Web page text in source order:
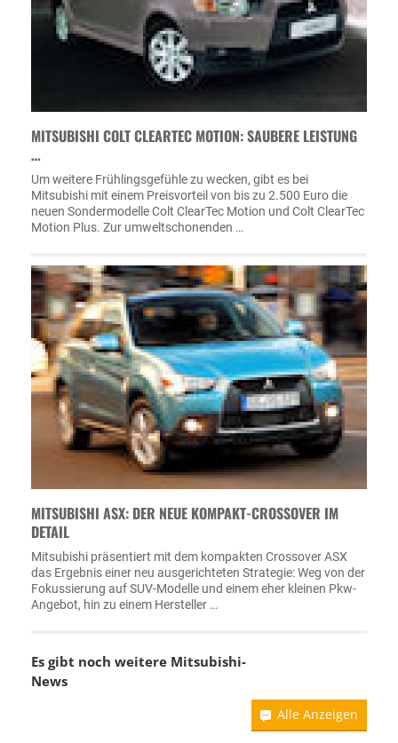
MITSUBISHI COLT CLEARTEC MOTION: SAUBERE LEISTUNG
…
Um weitere Frühlingsgefühle zu wecken, gibt es bei
Mitsubishi mit einem Preisvorteil von bis zu 2.500 Euro die
neuen Sondermodelle Colt ClearTec Motion und Colt ClearTec
Motion Plus. Zur umweltschonenden …
MITSUBISHI ASX: DER NEUE KOMPAKT-CROSSOVER IM
DETAIL
Mitsubishi präsentiert mit dem kompakten Crossover ASX
das Ergebnis einer neu ausgerichteten Strategie: Weg von der
Fokussierung auf SUV-Modelle und einem eher kleinen Pkw-
Angebot, hin zu einem Hersteller …
Es gibt noch weitere Mitsubishi-
News
Alle Anzeigen